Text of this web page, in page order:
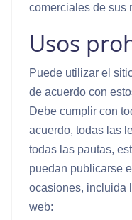
comerciales de sus
Usos
Puede utilizar el
de acuerdo con
Debe cumplir con
acuerdo, todas las
todas las pautas,
puedan publicarse
ocasiones, incluida
web: